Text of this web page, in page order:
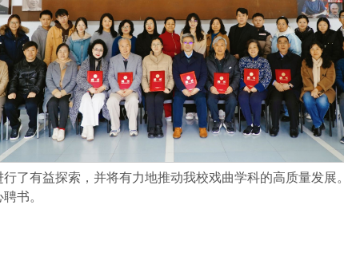
了有益探索，并将有力地推动我校戏曲学科的高质量发展。
书。